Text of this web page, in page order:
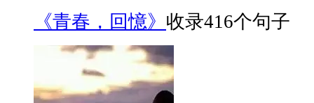
《青春，回憶》 收录416个句子